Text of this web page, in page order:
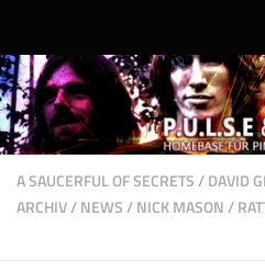
A SAUCERFUL OF SECRETS/DAVID
ARCHIV/NEWS/NICK MASON/